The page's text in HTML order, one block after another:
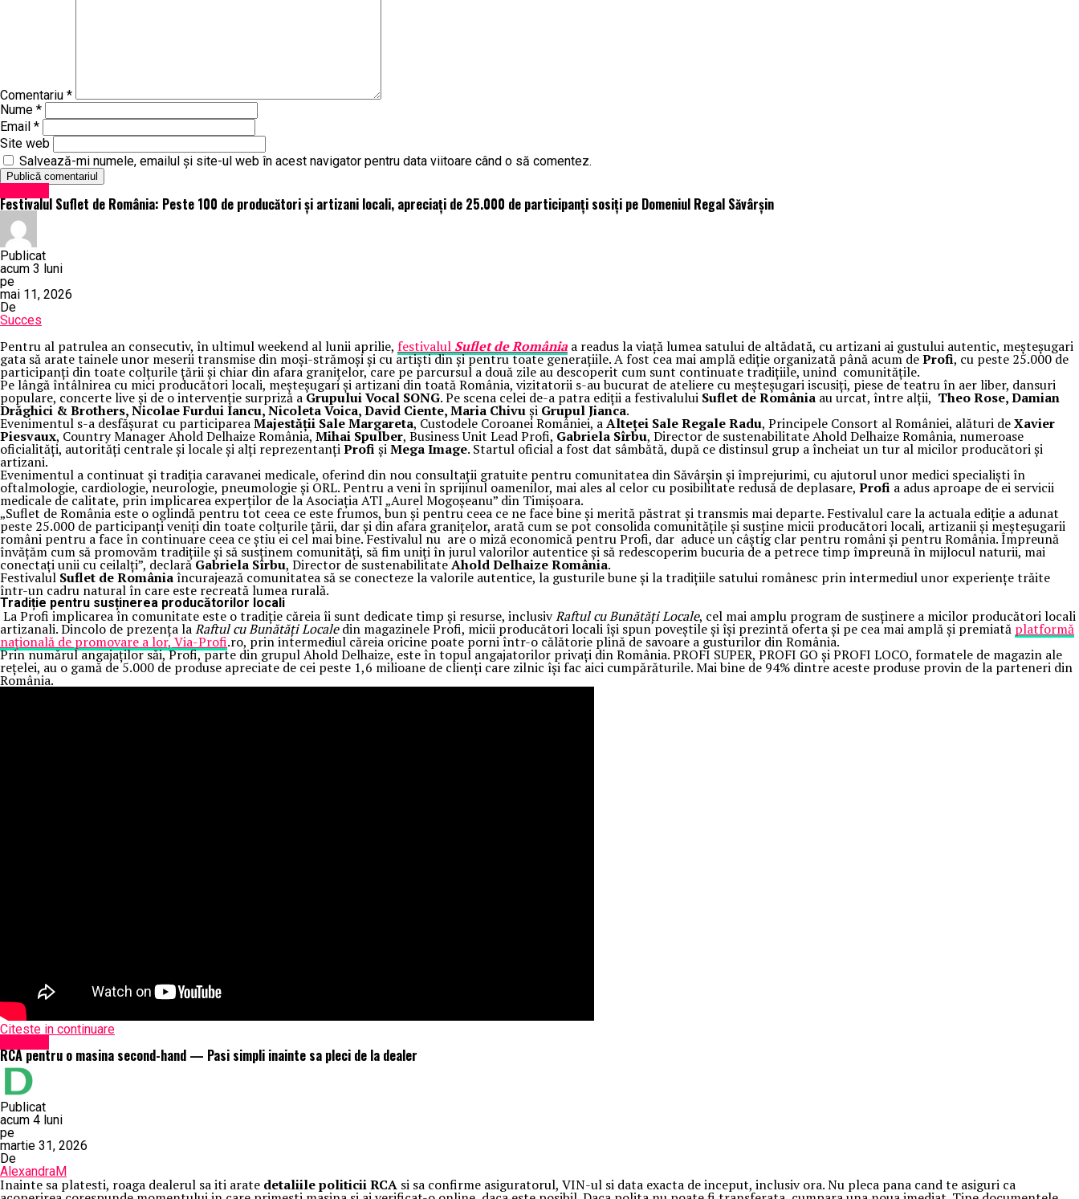
Comentariu *
Nume *
Email *
Site web
Salvează-mi numele, emailul și site-ul web în acest navigator pentru data viitoare când o să comentez.
Festivalul Suflet de România: Peste 100 de producători și artizani locali, apreciați de 25.000 de participanți sosiți pe Domeniul Regal Săvârșin
Publicat
acum 3 luni
pe
mai 11, 2026
De
Succes
Pentru al patrulea an consecutiv, în ultimul weekend al lunii aprilie, festivalul Suflet de România a readus la viață lumea satului de altădată, cu artizani ai gustului autentic, meșteșugari
gata să arate tainele unor meserii transmise din moși-strămoși și cu artiști din și pentru toate generațiile. A fost cea mai amplă ediție organizată până acum deProfi, cu peste 25.000 de
participanți din toate colțurile țării și chiar din afara granițelor, care pe parcursul a două zile au descoperit cum sunt continuate tradițiile, unind comunitățile.
Pe lângă întâlnirea cu mici producători locali, meșteșugari și artizani din toată România, vizitatorii s-au bucurat de ateliere cu meșteșugari iscusiți, piese de teatru în aer liber, dansuri
populare, concerte live și de o intervenție surpriză aGrupului Vocal SONG. Pe scena celei de-a patra ediții a festivalului Suflet de România au urcat, între alții, Theo Rose, Damian
Drăghici & Brothers, Nicolae Furdui Iancu, Nicoleta Voica, David Ciente, Maria Chivuși Grupul Jianca.
Evenimentul s-a desfășurat cu participareaMajestății Sale Margareta, Custodele Coroanei României, aAlteței Sale Regale Radu, Principele Consort al României, alături deXavier
Piesvaux, Country Manager Ahold Delhaize România, Mihai Spulber, Business Unit Lead Profi, Gabriela Sîrbu, Director de sustenabilitate Ahold Delhaize România, numeroase
oficialități, autorități centrale și locale și alți reprezentanțiProfișiMega Image. Startul oficial a fost dat sâmbătă, după ce distinsul grup a încheiat un tur al micilor producători și
artizani.
Evenimentul a continuat și tradiția caravanei medicale, oferind din nou consultații gratuite pentru comunitatea din Săvârșin și împrejurimi, cu ajutorul unor medici specialiști în
oftalmologie, cardiologie, neurologie, pneumologie și ORL. Pentru a veni în sprijinul oamenilor, mai ales al celor cu posibilitate redusă de deplasare, Profi a adus aproape de ei servicii
medicale de calitate, prin implicarea experților de la Asociația ATI „Aurel Mogoșeanu” din Timișoara.
„Suflet de România este o oglindă pentru tot ceea ce este frumos, bun și pentru ceea ce ne face bine și merită păstrat și transmis mai departe. Festivalul care la actuala ediție a adunat
peste 25.000 de participanți veniți din toate colțurile țării, dar și din afara granițelor, arată cum se pot consolida comunitățile și susține micii producători locali, artizanii și meșteșugarii
români pentru a face în continuare ceea ce știu ei cel mai bine. Festivalul nu are o miză economică pentru Profi, dar aduce un câștig clar pentru români și pentru România. Împreună
învățăm cum să promovăm tradițiile și să susținem comunități, să fim uniți în jurul valorilor autentice și să redescoperim bucuria de a petrece timp împreună în mijlocul naturii, mai
conectați unii cu ceilalți”, declarăGabriela Sîrbu, Director de sustenabilitateAhold Delhaize România.
Festivalul Suflet de Româniaîncurajează comunitatea să se conecteze la valorile autentice, la gusturile bune și la tradițiile satului românesc prin intermediul unor experiențe trăite
într-un cadru natural în care este recreată lumea rurală.
Tradiție pentru susținerea producătorilor locali
La Profi implicarea în comunitate este o tradiție căreia îi sunt dedicate timp și resurse, inclusivRaftul cu Bunătăți Locale, cel mai amplu program de susținere a micilor producători locali
artizanali. Dincolo de prezența laRaftul cu Bunătăți Localedin magazinele Profi, micii producători locali își spun poveștile și își prezintă oferta și pe cea mai amplă și premiată platformă
națională de promovare a lor, Via-Profi.ro, prin intermediul căreia oricine poate porni într-o călătorie plină de savoare a gusturilor din România.
Prin numărul angajaților săi, Profi, parte din grupul Ahold Delhaize, este în topul angajatorilor privați din România. PROFI SUPER, PROFI GO și PROFI LOCO, formatele de magazin ale
rețelei, au o gamă de 5.000 de produse apreciate de cei peste 1,6 milioane de clienți care zilnic își fac aici cumpărăturile. Mai bine de 94% dintre aceste produse provin de la parteneri din
România.
Citeste in continuare
RCA pentru o masina second-hand — Pasi simpli inainte sa pleci de la dealer
Publicat
acum 4 luni
pe
martie 31, 2026
De
AlexandraM
Inainte sa platesti, roaga dealerul sa iti arate detaliile politicii RCA si sa confirme asiguratorul, VIN-ul si data exacta de inceput, inclusiv ora. Nu pleca pana cand te asiguri ca